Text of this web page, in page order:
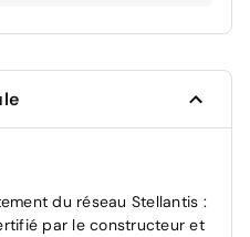
du réseau Stellantis :
par le constructeur et